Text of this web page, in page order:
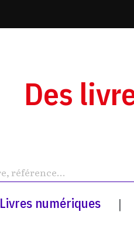
Des
Livres numériques |